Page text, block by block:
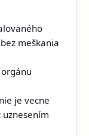
meškania
je vecne